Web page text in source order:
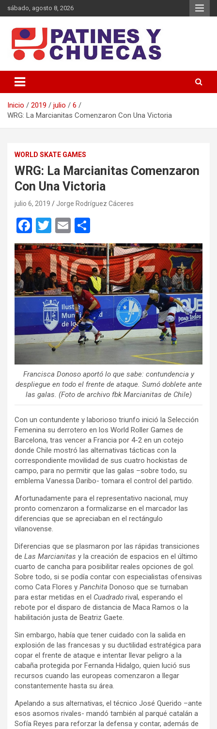
Saltar
al
sábado, agosto 8, 2026
Patines y Chuecas
Inicio 2019 julio
6
WRG: La Marcianitas Comenzaron Con Una Victoria
WORLD SKATE GAMES
WRG: La Marcianitas Comenzaron
Con Una Victoria
julio 6, 2019 Jorge Rodríguez Cáceres
F
a
ce
b
o
o
k
T
wi
tt
er
E
m
ail
o
m
p
ar
tir
Francisca Donoso aportó lo que sabe: contundencia y
despliegue en todo el frente de ataque. Sumó doblete ante
las galas. (Foto de archivo fbk Marcianitas de Chile)
Con un contundente y laborioso triunfo inició la Selección
Femenina su derrotero en los World Roller Games de
Barcelona, tras vencer a Francia por 4-2 en un cotejo
donde Chile mostró las alternativas tácticas con la
correspondiente movilidad de sus cuatro hockistas de
campo, para no permitir que las galas –sobre todo, su
emblema Vanessa Daribo- tomara el control del partido.
Afortunadamente para el representativo nacional, muy
pronto comenzaron a formalizarse en el marcador las
diferencias que se apreciaban en el rectángulo
vilanovense.
Diferencias que se plasmaron por las rápidas transiciones
de Las Marcianitas y la creación de espacios en el último
cuarto de cancha para posibilitar reales opciones de gol.
Sobre todo, si se podía contar con especialistas ofensivas
como Cata Flores y Panchita Donoso que se turnaban
para estar metidas en el Cuadrado rival, esperando el
rebote por el disparo de distancia de Maca Ramos o la
habilitación justa de Beatriz Gaete.
Sin embargo, había que tener cuidado con la salida en
explosión de las francesas y su ductilidad estratégica para
copar el frente de ataque e intentar llevar peligro a la
cabaña protegida por Fernanda Hidalgo, quien lució sus
recursos cuando las europeas comenzaron a llegar
constantemente hasta su área.
Apelando a sus alternativas, el técnico José Querido –ante
esos asomos rivales- mandó también al parqué catalán a
Sofía Reyes para reforzar la defensa y contar, además de